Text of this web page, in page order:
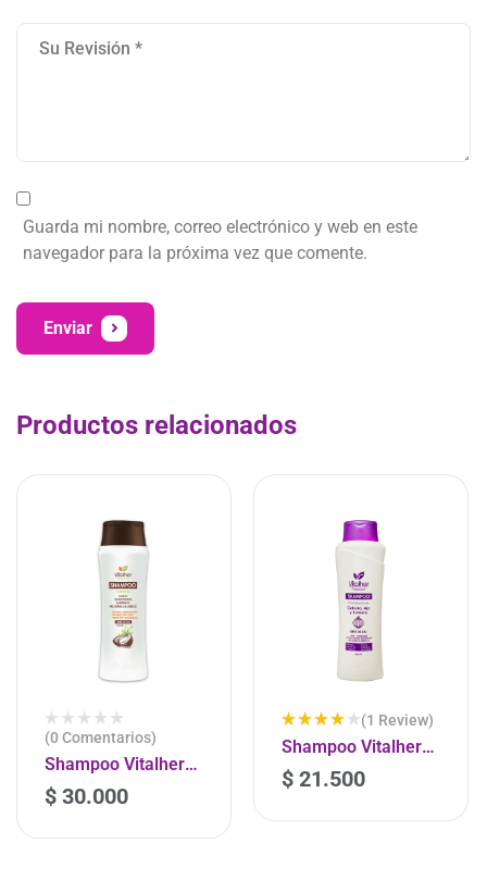
Guarda mi nombre, correo electrónico y web en este
navegador para la próxima vez que comente.
Enviar
Productos relacionados
(0 Comentarios)
Shampoo Vitalher
Coco X 350ml
$ 30.000
-
Valorad
o con
4.00de
5
(1 Review)
Shampoo Vitalher
Cebolla 350ml
$ 21.500
-